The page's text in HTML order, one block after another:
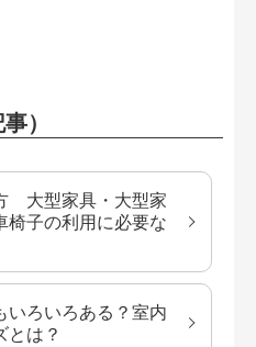
）
大型家具・大型家
椅子の利用に必要な
いろいろある？室内
とは？